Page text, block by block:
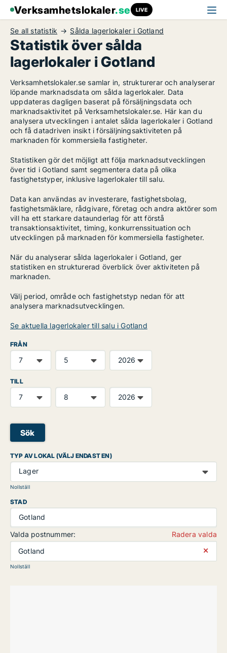
Verksamhetslokaler.se LIVE
Se all statistik Sålda lagerlokaler i Gotland
Statistik över sålda
lagerlokaler i Gotland
Verksamhetslokaler.se samlar in, strukturerar och analyserar
löpande marknadsdata om sålda lagerlokaler. Data
uppdateras dagligen baserat på försäljningsdata och
marknadsaktivitet på Verksamhetslokaler.se. Här kan du
analysera utvecklingen i antalet sålda lagerlokaler i Gotland
och få datadriven insikt i försäljningsaktiviteten på
marknaden för kommersiella fastigheter.
Statistiken gör det möjligt att följa marknadsutvecklingen
över tid i Gotland samt segmentera data på olika
fastighetstyper, inklusive lagerlokaler till salu.
Data kan användas av investerare, fastighetsbolag,
fastighetsmäklare, rådgivare, företag och andra aktörer som
vill ha ett starkare dataunderlag för att förstå
transaktionsaktivitet, timing, konkurrenssituation och
utvecklingen på marknaden för kommersiella fastigheter.
När du analyserar sålda lagerlokaler i Gotland, ger
statistiken en strukturerad överblick över aktiviteten på
marknaden.
Välj period, område och fastighetstyp nedan för att
analysera marknadsutvecklingen.
Se aktuella lagerlokaler till salu i Gotland
FRÅN
TILL
Sök
TYP AV LOKAL (VÄLJ ENDAST EN)
Lager
Nollställ
STAD
Gotland
Valda postnummer:
Radera valda
Gotland
⨯
Nollställ